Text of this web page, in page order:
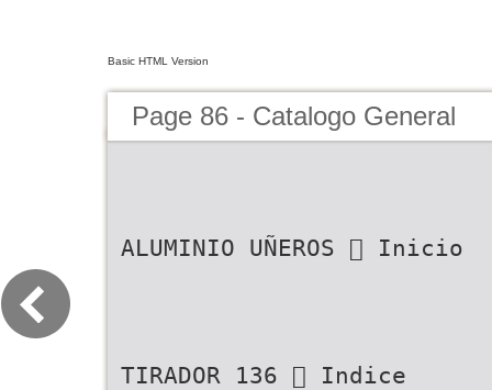
Basic HTML Version
Page 86 - Catalogo General
ALUMINIO UÑEROS  Inicio
TIRADOR 136  Indice